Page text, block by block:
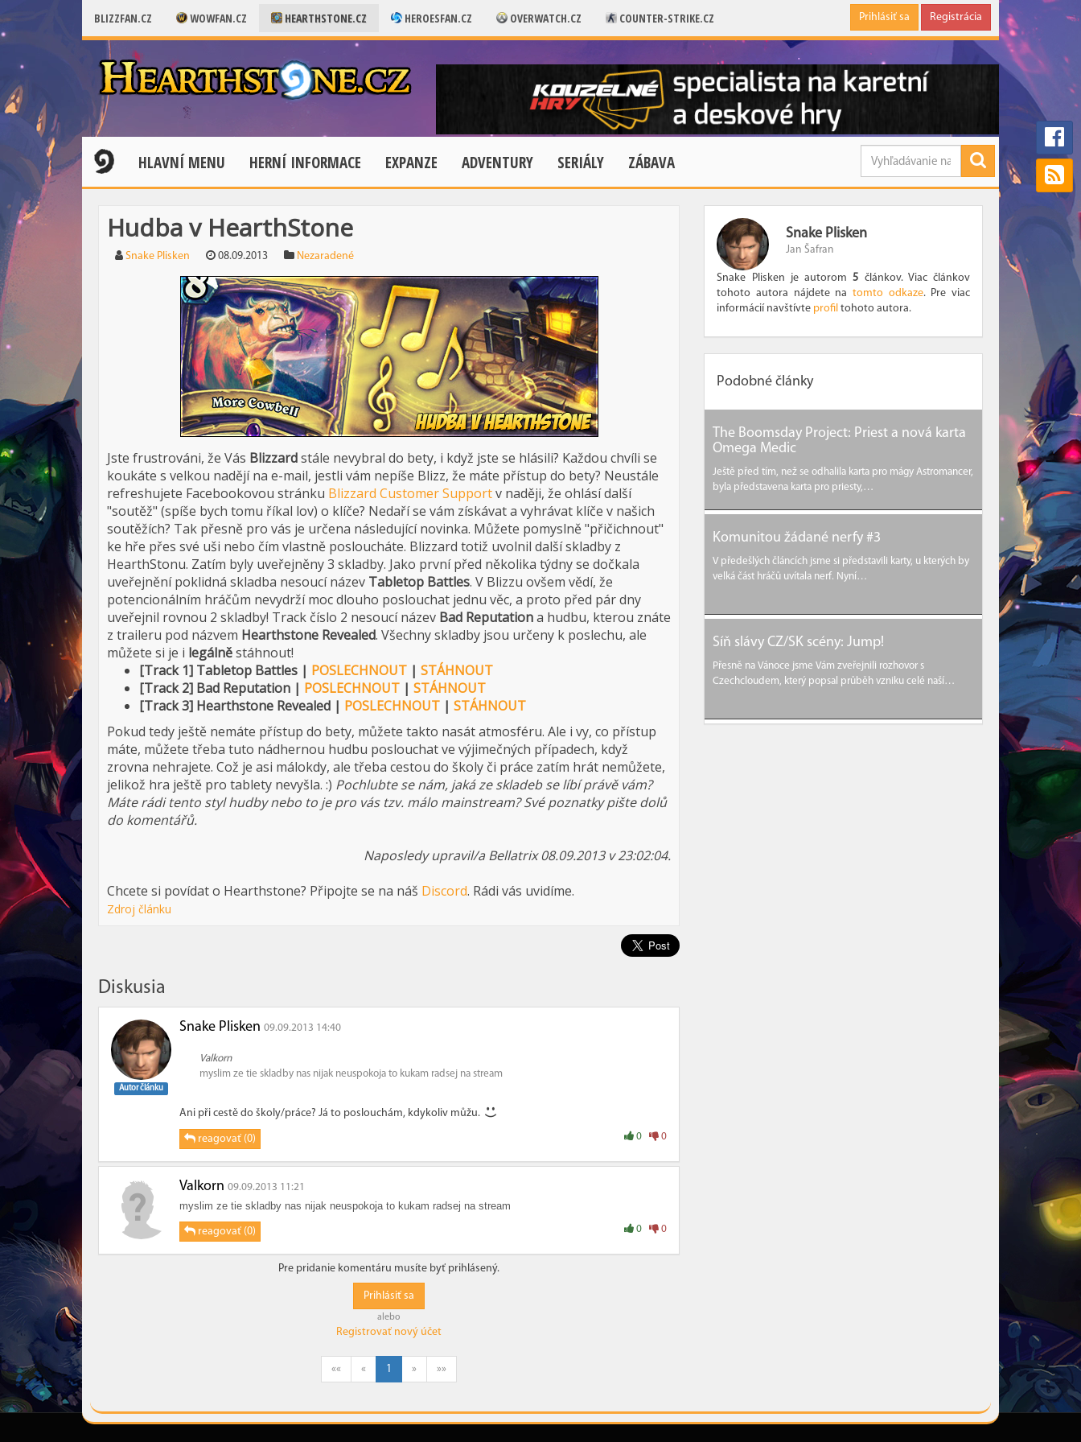
BLIZZFAN.CZ WOWFAN.CZ HEARTHSTONE.CZ HEROESFAN.CZ OVERWATCH.CZ COUNTER-STRIKE.CZ Prihlásiť sa Registrácia
HLAVNÍ MENU HERNÍ INFORMACE EXPANZE ADVENTURY SERIÁLY ZÁBAVA
Hudba v HearthStone
Snake Plisken 08.09.2013 Nezaradené
Jste frustrováni, že Vás Blizzardstále nevybral do bety, i když jste se hlásili? Každou chvíli se
koukáte s velkou nadějí na e-mail, jestli vám nepíše Blizz, že máte přístup do bety? Neustále
refreshujete Facebookovou stránku Blizzard Customer Supportv naději, že ohlásí další
"soutěž" (spíše bych tomu říkal lov) o klíče? Nedaří se vám získávat a vyhrávat klíče v našich
soutěžích? Tak přesně pro vás je určena následující novinka. Můžete pomyslně "přičichnout"
ke hře přes své uši nebo čím vlastně posloucháte. Blizzard totiž uvolnil další skladby z
HearthStonu. Zatím byly uveřejněny 3 skladby. Jako první před několika týdny se dočkala
uveřejnění poklidná skladba nesoucí název Tabletop Battles. V Blizzu ovšem vědí, že
potencionálním hráčům nevydrží moc dlouho poslouchat jednu věc, a proto před pár dny
uveřejnil rovnou 2 skladby! Track číslo 2 nesoucí název Bad Reputationa hudbu, kterou znáte
z traileru pod názvem Hearthstone Revealed. Všechny skladby jsou určeny k poslechu, ale
můžete si je i legálněstáhnout!
[Track 1] Tabletop Battles | POSLECHNOUT | STÁHNOUT
[Track 2] Bad Reputation | POSLECHNOUT | STÁHNOUT
[Track 3] Hearthstone Revealed | POSLECHNOUT | STÁHNOUT
Pokud tedy ještě nemáte přístup do bety, můžete takto nasát atmosféru. Ale i vy, co přístup
máte, můžete třeba tuto nádhernou hudbu poslouchat ve výjimečných případech, když
zrovna nehrajete. Což je asi málokdy, ale třeba cestou do školy či práce zatím hrát nemůžete,
jelikož hra ještě pro tablety nevyšla. :) Pochlubte se nám, jaká ze skladeb se líbí právě vám?
Máte rádi tento styl hudby nebo to je pro vás tzv. málo mainstream? Své poznatky pište dolů
do komentářů.
Naposledy upravil/a Bellatrix 08.09.2013 v 23:02:04.
Chcete si povídat o Hearthstone? Připojte se na náš Discord. Rádi vás uvidíme.
Zdroj článku
Snake Plisken
Jan Šafran
Snake Plisken je autorom5 článkov. Viac článkov
tohoto autora nájdete na tomto odkaze. Pre viac
informácií navštívte profil tohoto autora.
Podobné články
The Boomsday Project: Priest a nová karta
Omega Medic
Ještě před tím, než se odhalila karta pro mágy Astromancer,
byla představena karta pro priesty,…
Komunitou žádané nerfy #3
V předešlých článcích jsme si představili karty, u kterých by
velká část hráčů uvítala nerf. Nyní…
Síň slávy CZ/SK scény: Jump!
Přesně na Vánoce jsme Vám zveřejnili rozhovor s
Czechcloudem, který popsal průběh vzniku celé naší…
Diskusia
Autor článku
Snake Plisken 09.09.2013 14:40
Valkorn
myslim ze tie skladby nas nijak neuspokoja to kukam radsej na stream
Ani při cestě do školy/práce? Já to poslouchám, kdykoliv můžu.
reagovať (0) 0 0
Valkorn 09.09.2013 11:21
myslim ze tie skladby nas nijak neuspokoja to kukam radsej na stream
reagovať (0) 0 0
Pre pridanie komentáru musíte byť prihlásený.
Prihlásiť sa
alebo
Registrovať nový účet
«« « 1 » »»